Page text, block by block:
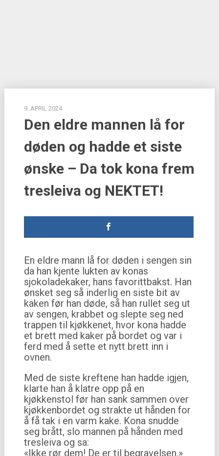
9. APRIL 2024
Den eldre mannen lå for
døden og hadde et siste
ønske – Da tok kona frem
tresleiva og NEKTET!
En eldre mann lå for døden i sengen sin
da han kjente lukten av konas
sjokoladekaker, hans favorittbakst. Han
ønsket seg så inderlig en siste bit av
kaken før han døde, så han rullet seg ut
av sengen, krabbet og slepte seg ned
trappen til kjøkkenet, hvor kona hadde
et brett med kaker på bordet og var i
ferd med å sette et nytt brett inn i
ovnen.
Med de siste kreftene han hadde igjen,
klarte han å klatre opp på en
kjøkkenstol før han sank sammen over
kjøkkenbordet og strakte ut hånden for
å få tak i en varm kake. Kona snudde
seg brått, slo mannen på hånden med
tresleiva og sa:
«Ikke rør dem! De er til begravelsen.»